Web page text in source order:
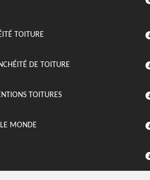
TOITURE
DE TOITURE
TOITURES
MONDE